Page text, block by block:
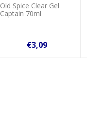
Old Spice Clear Gel
Captain 70ml
€3,09